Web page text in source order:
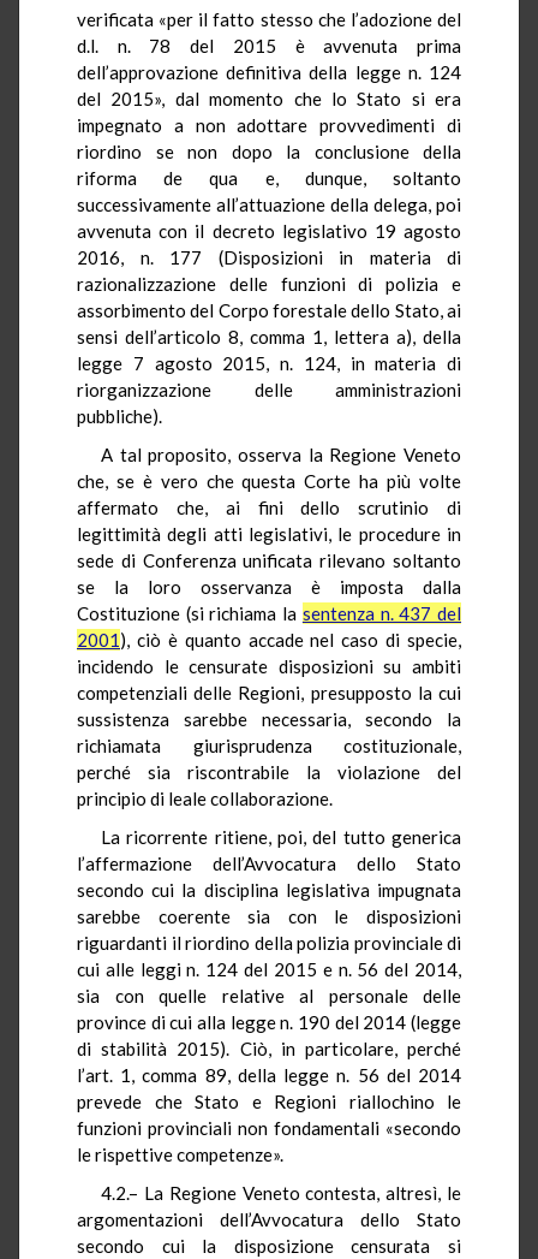
verificata «per il fatto stesso che l’adozione del
d.l. n. 78 del 2015 è avvenuta prima
dell’approvazione definitiva della legge n. 124
del 2015», dal momento che lo Stato si era
impegnato a non adottare provvedimenti di
riordino se non dopo la conclusione della
riforma de qua e, dunque, soltanto
successivamente all’attuazione della delega, poi
avvenuta con il decreto legislativo 19 agosto
2016, n. 177 (Disposizioni in materia di
razionalizzazione delle funzioni di polizia e
assorbimento del Corpo forestale dello Stato, ai
sensi dell’articolo 8, comma 1, lettera a), della
legge 7 agosto 2015, n. 124, in materia di
riorganizzazione delle amministrazioni
pubbliche).
A tal proposito, osserva la Regione Veneto
che, se è vero che questa Corte ha più volte
affermato che, ai fini dello scrutinio di
legittimità degli atti legislativi, le procedure in
sede di Conferenza unificata rilevano soltanto
se la loro osservanza è imposta dalla
Costituzione (si richiama la sentenza n. 437 del
2001), ciò è quanto accade nel caso di specie,
incidendo le censurate disposizioni su ambiti
competenziali delle Regioni, presupposto la cui
sussistenza sarebbe necessaria, secondo la
richiamata giurisprudenza costituzionale,
perché sia riscontrabile la violazione del
principio di leale collaborazione.
La ricorrente ritiene, poi, del tutto generica
l’affermazione dell’Avvocatura dello Stato
secondo cui la disciplina legislativa impugnata
sarebbe coerente sia con le disposizioni
riguardanti il riordino della polizia provinciale di
cui alle leggi n. 124 del 2015 e n. 56 del 2014,
sia con quelle relative al personale delle
province di cui alla legge n. 190 del 2014 (legge
di stabilità 2015). Ciò, in particolare, perché
l’art. 1, comma 89, della legge n. 56 del 2014
prevede che Stato e Regioni riallochino le
funzioni provinciali non fondamentali «secondo
le rispettive competenze».
4.2.– La Regione Veneto contesta, altresì, le
argomentazioni dell’Avvocatura dello Stato
secondo cui la disposizione censurata si